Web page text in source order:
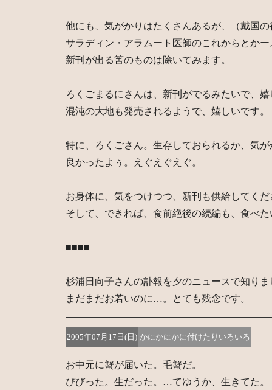
他にも、気がかりはたくさんあるが、（戴国の
サラディン・アラムート医師のこれからとかー
新刊が出る筈のものは除いてみます。
ろくごまるにさんは、新刊がでるみたいで、
混沌の大地も発売されるようで、嬉しいです。
特に、ろくごさん。生存しておられるか、気
良かったよぅ。えぐえぐえぐ。
お身体に、気をつけつつ、新刊も供給してく
そして、できれば、食前絶後の続編も、食べた
■■■■
杉浦日向子さんの訃報を夕のニュースで知りま
まだまだお若いのに…。とても残念です。
2005年07月17日(日) かにかにかに付けたりいろいろ
お中元に蟹が届いた。毛蟹だ。
びびった。生だった。…てゆうか、生きてた。